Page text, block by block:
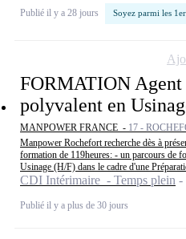
Publié il y a 28 jours Soyez parmi les
FORMATION
polyvalent en
MANPOWER FRANCE - 17 -
Manpower Rochefort recherche dès à
formation de 119heures: - un parcours de
Usinage (H/F) dans le cadre d'une
CDI Intérimaire - Temps plein
Publié il y a plus de 30 jours